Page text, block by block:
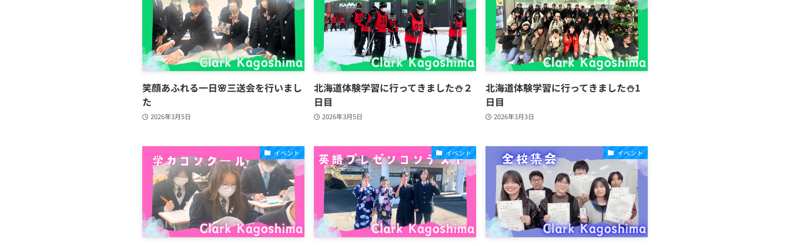
笑顔あふれる一日🌸三送会を行いまし
た
2026年3月5日
北海道体験学習に行ってきました⛄２
日目
2026年3月5日
北海道体験学習に行ってきました⛄1
日目
2026年3月3日
イベント イベント イベント